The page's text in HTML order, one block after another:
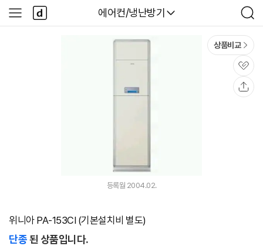
다나와
에어컨/냉난방기
검
색
사
이
다
나
와
상품비교
관
심
등록월 2004.02.
위니아 PA-153CI (기본설치비 별도)
단종된 상품입니다.